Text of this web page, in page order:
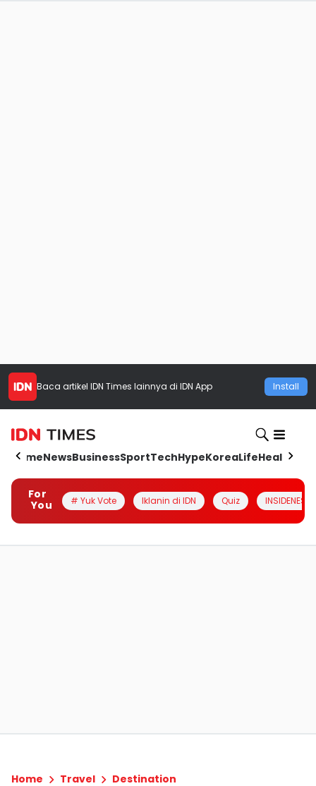
Baca artikel IDN Times lainnya di IDN App Install
HomeNewsBusinessSportTechHypeKoreaLifeHealth
For
You
# Yuk Vote Iklanin di IDN Quiz INSIDENESIA
Home Travel Destination